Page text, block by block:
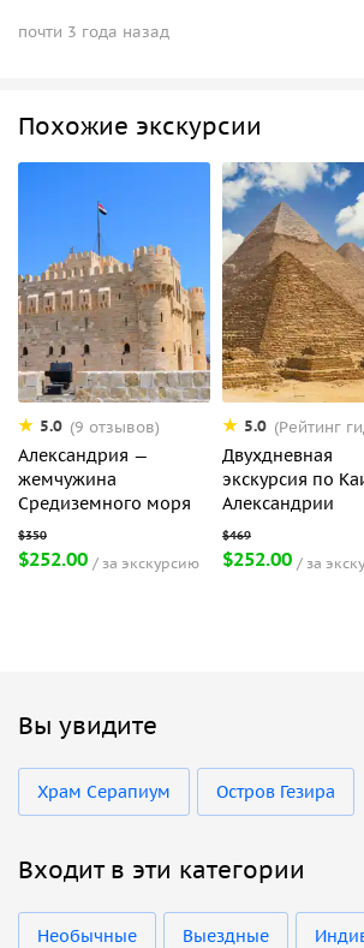
почти 3 года назад
Похожие экскурсии
5.0 (9 отзывов)
Александрия —
жемчужина
Средиземного моря
$252.00 за экскурсию
5.0 (Рейтинг
Двухдневная
экскурсия по
Александрии
$252.00 за
Вы увидите
Храм Серапиум Остров Гезира
Входит в эти категории
Необычные Выездные